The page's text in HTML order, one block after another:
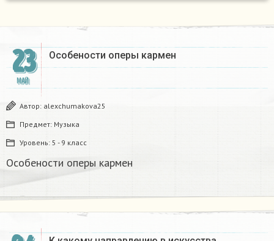
23
МАЙ
Особености оперы кармен
Автор: alexchumakova25
Предмет: Музыка
Уровень: 5 - 9 класс
Особености оперы кармен